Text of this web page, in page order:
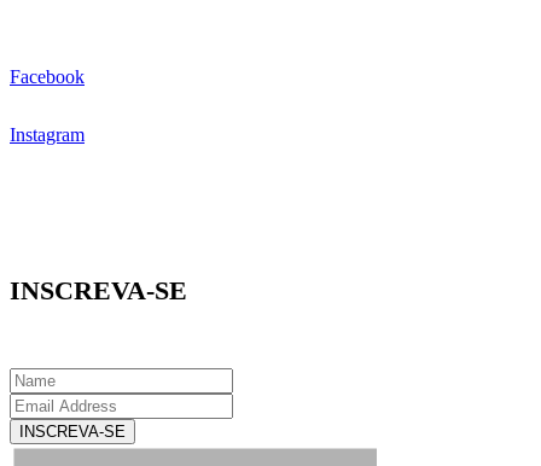
Facebook
Instagram
INSCREVA-SE
INSCREVA-SE